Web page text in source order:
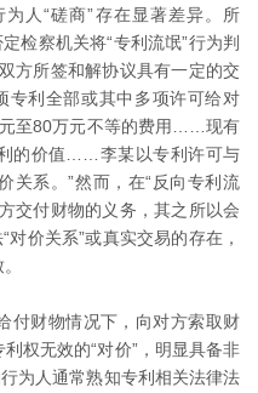
人“磋商”存在显著差异。所
检察机关将“专利流氓”行为判
方所签和解协议具有一定的交
利全部或其中多项许可给对
至80万元不等的费用……现有
的价值……李某以专利许可与
关系。”然而，在“反向专利流
交付财物的义务，其之所以会
对价关系”或真实交易的存在，
付财物情况下，向对方索取财
权无效的“对价”，明显具备非
为人通常熟知专利相关法律法